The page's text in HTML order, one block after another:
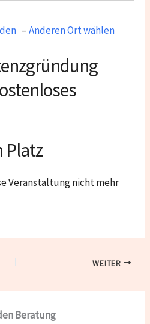
–Anderen Ort wählen
Platz
Veranstaltung nicht mehr
WEITER
Beratung